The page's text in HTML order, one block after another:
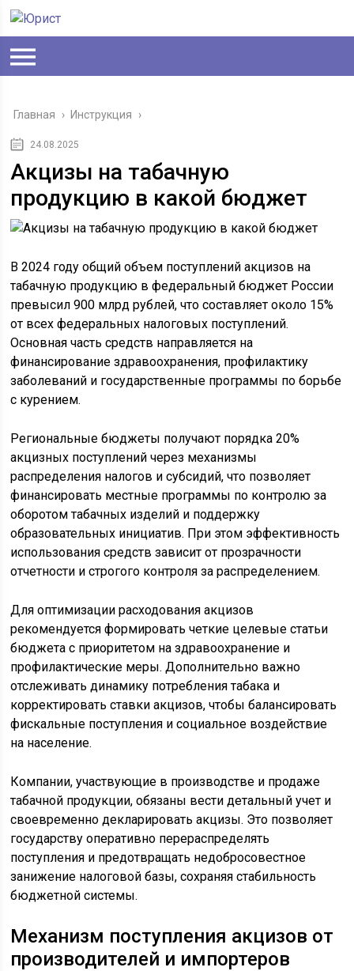
Главная › Инструкция ›
24.08.2025
Акцизы на табачную
продукцию в какой бюджет
В 2024 году общий объем поступлений акцизов на
табачную продукцию в федеральный бюджет России
превысил 900 млрд рублей, что составляет около 15%
от всех федеральных налоговых поступлений.
Основная часть средств направляется на
финансирование здравоохранения, профилактику
заболеваний и государственные программы по борьбе
с курением.
Региональные бюджеты получают порядка 20%
акцизных поступлений через механизмы
распределения налогов и субсидий, что позволяет
финансировать местные программы по контролю за
оборотом табачных изделий и поддержку
образовательных инициатив. При этом эффективность
использования средств зависит от прозрачности
отчетности и строгого контроля за распределением.
Для оптимизации расходования акцизов
рекомендуется формировать четкие целевые статьи
бюджета с приоритетом на здравоохранение и
профилактические меры. Дополнительно важно
отслеживать динамику потребления табака и
корректировать ставки акцизов, чтобы балансировать
фискальные поступления и социальное воздействие
на население.
Компании, участвующие в производстве и продаже
табачной продукции, обязаны вести детальный учет и
своевременно декларировать акцизы. Это позволяет
государству оперативно перераспределять
поступления и предотвращать недобросовестное
занижение налоговой базы, сохраняя стабильность
бюджетной системы.
Механизм поступления акцизов от
производителей и импортеров